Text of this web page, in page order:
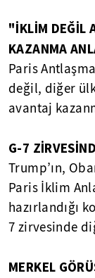
"İKLİM DEĞİL
KAZANMA
Paris
değil, diğer
avantaj
G-7
Trump’ın,
Paris İklim
hazırlandığı
7 zirvesinde
MERKEL